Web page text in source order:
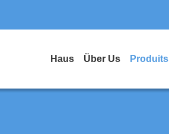
Haus Über Us Produits